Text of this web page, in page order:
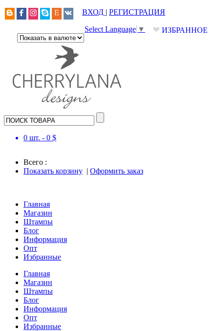
ВХОД | РЕГИСТРАЦИЯ
❤ ИЗБРАННОЕ
Select Language ▼
0 шт. - 0 $
Всего :
Показать корзину | Оформить заказ
Главная
Магазин
Штампы
Блог
Информация
Опт
Избранные
Главная
Магазин
Штампы
Блог
Информация
Опт
Избранные